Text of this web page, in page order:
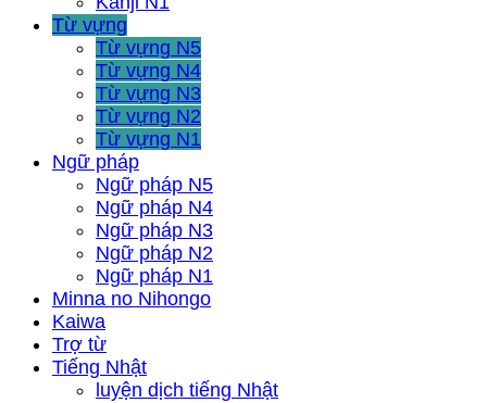
Từ vựng
Từ vựng N5
Từ vựng N4
Từ vựng N3
Từ vựng N2
Từ vựng N1
Ngữ pháp
Ngữ pháp N5
Ngữ pháp N4
Ngữ pháp N3
Ngữ pháp N2
Ngữ pháp N1
Minna no Nihongo
Kaiwa
Trợ từ
Tiếng Nhật
luyện dịch tiếng Nhật